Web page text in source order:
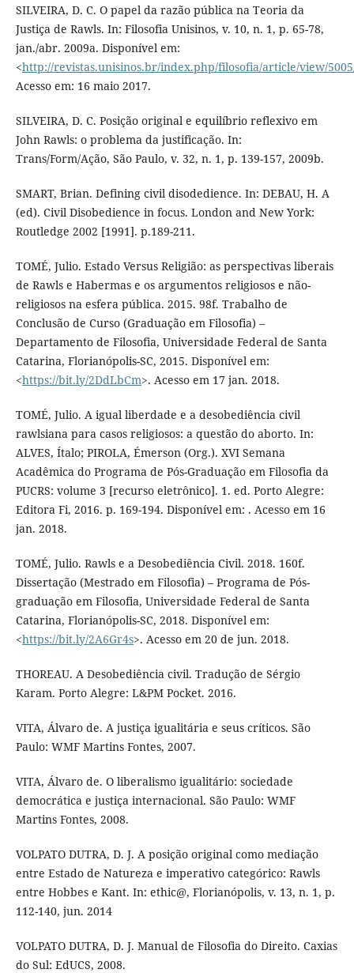
SILVEIRA, D. C. O papel da razão pública na Teoria da
Justiça de Rawls. In: Filosofia Unisinos, v. 10, n. 1, p. 65-78,
jan./abr. 2009a. Disponível em:
<http://revistas.unisinos.br/index.php/filosofia/article/view/
Acesso em: 16 maio 2017.
SILVEIRA, D. C. Posição original e equilíbrio reflexivo em
John Rawls: o problema da justificação. In:
Trans/Form/Ação, São Paulo, v. 32, n. 1, p. 139-157, 2009b.
SMART, Brian. Defining civil disodedience. In: DEBAU, H. A
(ed). Civil Disobedience in focus. London and New York:
Routledge 2002 [1991]. p.189-211.
TOMÉ, Julio. Estado Versus Religião: as perspectivas liberais
de Rawls e Habermas e os argumentos religiosos e não-
religiosos na esfera pública. 2015. 98f. Trabalho de
Conclusão de Curso (Graduação em Filosofia) –
Departamento de Filosofia, Universidade Federal de Santa
Catarina, Florianópolis-SC, 2015. Disponível em:
<https://bit.ly/2DdLbCm>. Acesso em 17 jan. 2018.
TOMÉ, Julio. A igual liberdade e a desobediência civil
rawlsiana para casos religiosos: a questão do aborto. In:
ALVES, Ítalo; PIROLA, Émerson (Org.). XVI Semana
Acadêmica do Programa de Pós-Graduação em Filosofia da
PUCRS: volume 3 [recurso eletrônico]. 1. ed. Porto Alegre:
Editora Fi, 2016. p. 169-194. Disponível em: . Acesso em 16
jan. 2018.
TOMÉ, Julio. Rawls e a Desobediência Civil. 2018. 160f.
Dissertação (Mestrado em Filosofia) – Programa de Pós-
graduação em Filosofia, Universidade Federal de Santa
Catarina, Florianópolis-SC, 2018. Disponível em:
<https://bit.ly/2A6Gr4s>. Acesso em 20 de jun. 2018.
THOREAU. A Desobediência civil. Tradução de Sérgio
Karam. Porto Alegre: L&PM Pocket. 2016.
VITA, Álvaro de. A justiça igualitária e seus críticos. São
Paulo: WMF Martins Fontes, 2007.
VITA, Álvaro de. O liberalismo igualitário: sociedade
democrática e justiça internacional. São Paulo: WMF
Martins Fontes, 2008.
VOLPATO DUTRA, D. J. A posição original como mediação
entre Estado de Natureza e imperativo categórico: Rawls
entre Hobbes e Kant. In: ethic@, Florianópolis, v. 13, n. 1, p.
112-140, jun. 2014
VOLPATO DUTRA, D. J. Manual de Filosofia do Direito. Caxias
do Sul: EdUCS, 2008.